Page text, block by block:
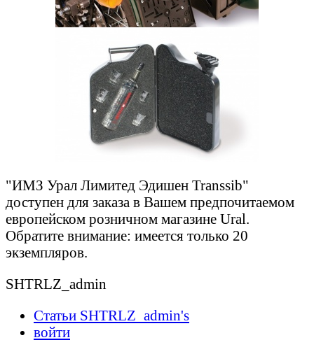
"ИМЗ Урал Лимитед Эдишен Transsib"
доступен для заказа в Вашем предпочитаемом
европейском розничном магазине Ural.
Обратите внимание: имеется только 20
экземпляров.
SHTRLZ_admin
Статьи SHTRLZ_admin's
войти